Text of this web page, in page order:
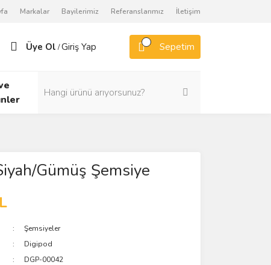
Markalar Bayilerimiz Referanslarımız İletişim
Üye Ol /Giriş Yap Sepetim
Gümüş Şemsiye
Şemsiyeler
Digipod
DGP-00042